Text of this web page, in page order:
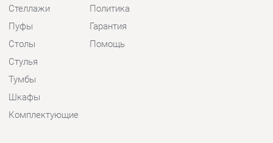
Комплектующие
Шоурум и склад самовывоза
Адрес: г. Екатеринбург, пер.
Базовый, 47